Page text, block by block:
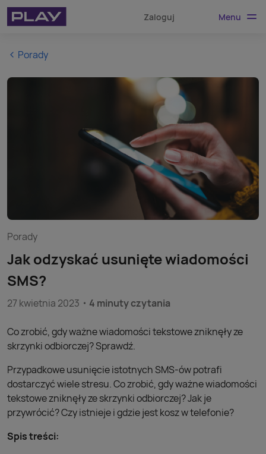
Zaloguj Menu
Porady
Porady
Jak odzyskać usunięte wiadomości
SMS?
27 kwietnia 2023 4 minuty czytania
Co zrobić, gdy ważne wiadomości tekstowe zniknęły ze
skrzynki odbiorczej? Sprawdź.
Przypadkowe usunięcie istotnych SMS-ów potrafi
dostarczyć wiele stresu. Co zrobić, gdy ważne wiadomości
tekstowe zniknęły ze skrzynki odbiorczej? Jak je
przywrócić? Czy istnieje i gdzie jest kosz w telefonie?
Spis treści: